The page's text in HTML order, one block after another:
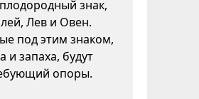
знак,
Лев и Овен.
под этим знаком,
и запаха, будут
опоры.